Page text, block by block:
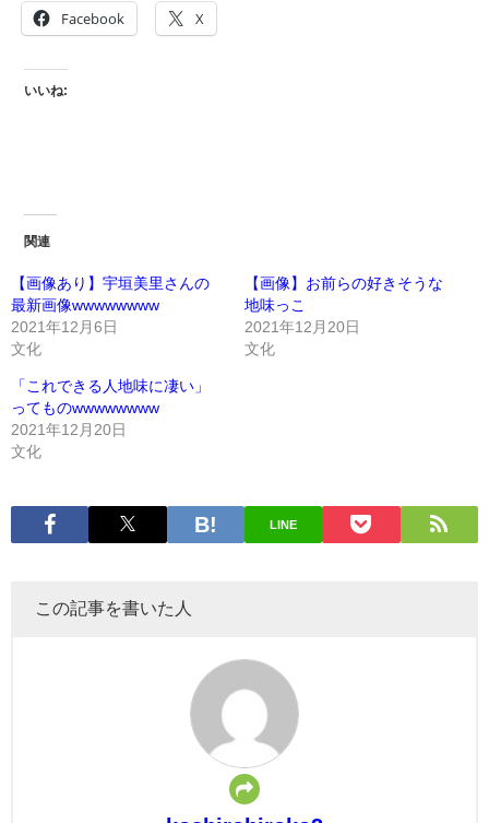
Facebook X
いいね:
関連
【画像あり】宇垣美里さんの
最新画像wwwwwwww
2021年12月6日
文化
【画像】お前らの好きそうな
地味っこ
2021年12月20日
文化
「これできる人地味に凄い」
ってものwwwwwwww
2021年12月20日
文化
LINE
この記事を書いた人